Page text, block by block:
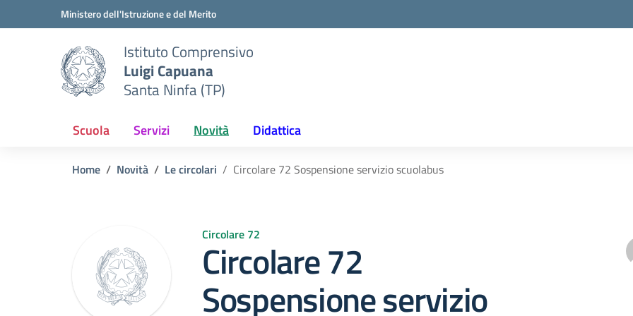
Vai ai contenuti
Vai al menu di navigazioneMinistero dell'Istruzione e del Merito
Istituto Comprensivo
Luigi Capuana
Santa Ninfa (TP)
Scuola Servizi Novità Didattica
Home Novità Le circolari Circolare 72 Sospensione servizio scuolabus
Circolare 72
Circolare 72
Sospensione servizio